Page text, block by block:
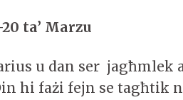
ta’ Marzu
u dan ser jagħmlek
hi fażi fejn se tagħtik